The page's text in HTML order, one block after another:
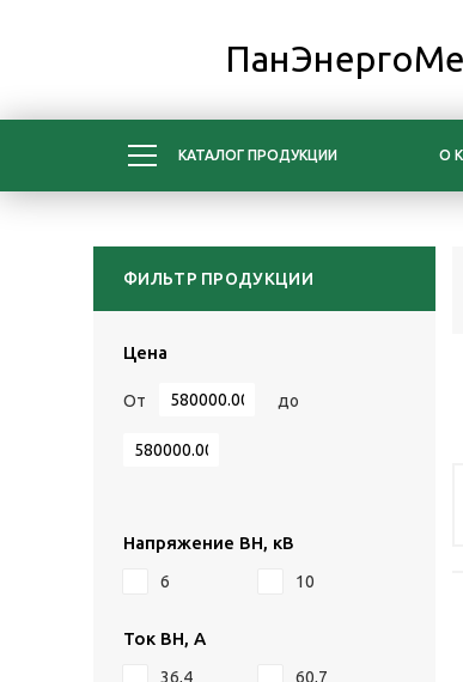
КАТАЛОГ ПРОДУКЦИИ О
ФИЛЬТР ПРОДУКЦИИ
Цена
От до
Напряжение ВН, кВ
6 10
Ток ВН, А
36,4 60,7